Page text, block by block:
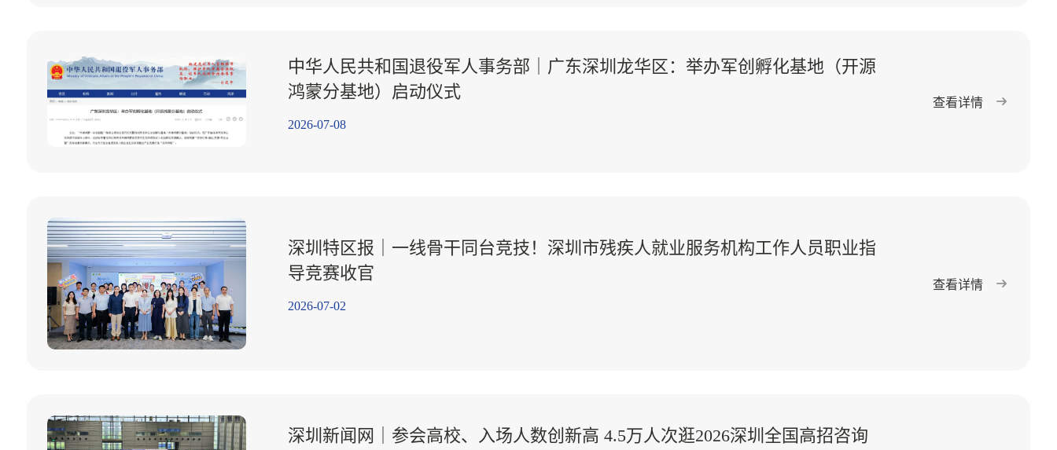
中华人民共和国退役军人事务部｜广东深圳龙华区：举办军创孵化基地（开源
鸿蒙分基地）启动仪式
2026-07-08
查看详情
深圳特区报｜一线骨干同台竞技！深圳市残疾人就业服务机构工作人员职业指
导竞赛收官
2026-07-02
查看详情
深圳新闻网｜参会高校、入场人数创新高 4.5万人次逛2026深圳全国高招咨询